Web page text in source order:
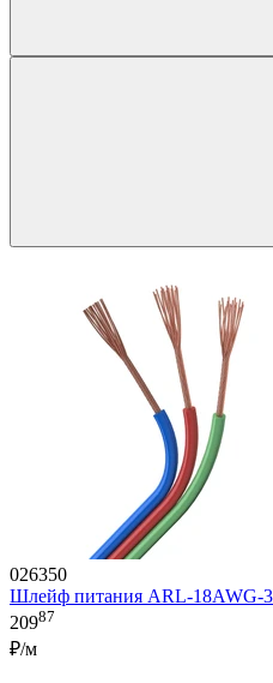
026350
Шлейф питания ARL-18AWG-
20987
₽/м